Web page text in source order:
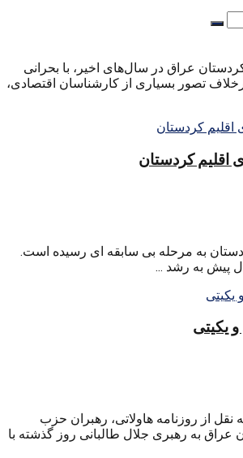
عراق در سال‌های اخیر، با بحرانی
تصور بسیاری از کارشناسان اقتصادی،
اقلیم کردستان
به مرحله بی سابقه ای رسیده است.
پیش به رشد ...
یکیتی
نقل از روزنامه هاولاتی، رهبران حزب
عراق به رهبری جلال طالبانی روز گذشته با